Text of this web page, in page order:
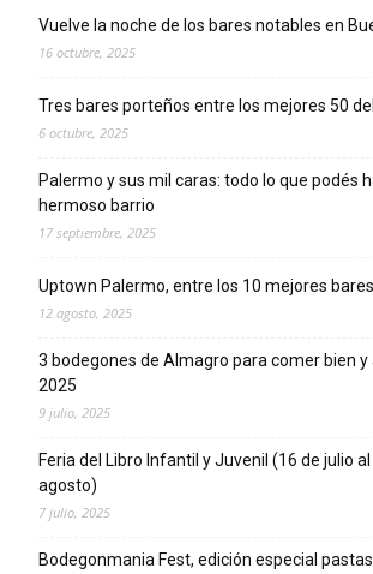
Vuelve la noche de los bares notables en
16 octubre, 2025
Tres bares porteños entre los mejores 50
6 octubre, 2025
Palermo y sus mil caras: todo lo que podés
hermoso barrio
17 septiembre, 2025
Uptown Palermo, entre los 10 mejores
12 agosto, 2025
3 bodegones de Almagro para comer bien y
2025
9 julio, 2025
Feria del Libro Infantil y Juvenil (16 de julio
agosto)
7 julio, 2025
Bodegonmania Fest, edición especial